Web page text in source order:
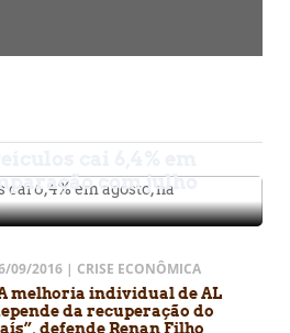
com julho
09/2016 | CRISE ECONÔMICA
melhoria individual de AL
da recuperação do
defende Renan Filho